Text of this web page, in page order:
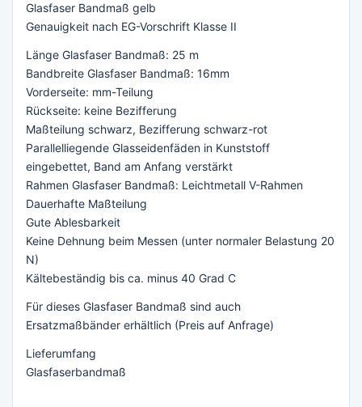
Glasfaser Bandmaß gelb
Genauigkeit nach EG-Vorschrift Klasse II
Länge Glasfaser Bandmaß: 25 m
Bandbreite Glasfaser Bandmaß: 16mm
Vorderseite: mm-Teilung
Rückseite: keine Bezifferung
Maßteilung schwarz, Bezifferung schwarz-rot
Parallelliegende Glasseidenfäden in Kunststoff
eingebettet, Band am Anfang verstärkt
Rahmen Glasfaser Bandmaß: Leichtmetall V-Rahmen
Dauerhafte Maßteilung
Gute Ablesbarkeit
Keine Dehnung beim Messen (unter normaler Belastung 20
N)
Kältebeständig bis ca. minus 40 Grad C
Für dieses Glasfaser Bandmaß sind auch
Ersatzmaßbänder erhältlich (Preis auf Anfrage)
Lieferumfang
Glasfaserbandmaß